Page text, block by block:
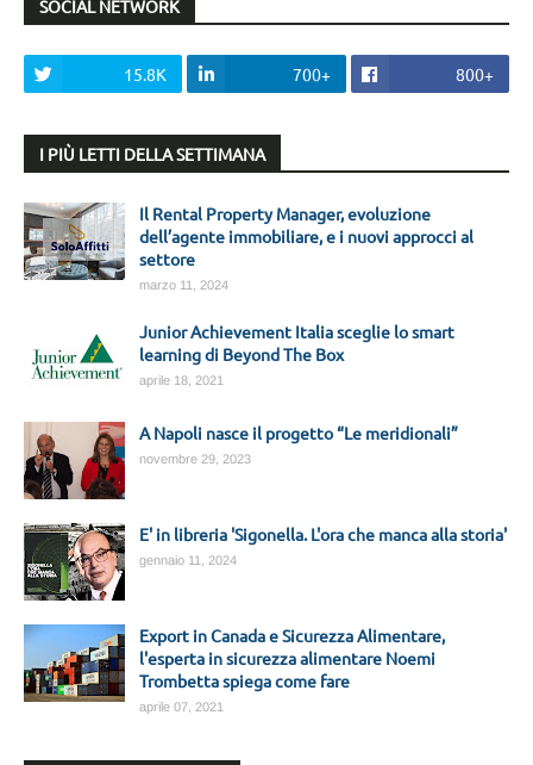
SOCIAL NETWORK
15.8K 700+ 800+
I PIÙ LETTI DELLA SETTIMANA
Il Rental Property Manager, evoluzione
dell’agente immobiliare, e i nuovi approcci al
settore
marzo 11, 2024
Junior Achievement Italia sceglie lo smart
learning di Beyond The Box
aprile 18, 2021
A Napoli nasce il progetto “Le meridionali”
novembre 29, 2023
E' in libreria 'Sigonella. L'ora che manca alla storia'
gennaio 11, 2024
Export in Canada e Sicurezza Alimentare,
l'esperta in sicurezza alimentare Noemi
Trombetta spiega come fare
aprile 07, 2021